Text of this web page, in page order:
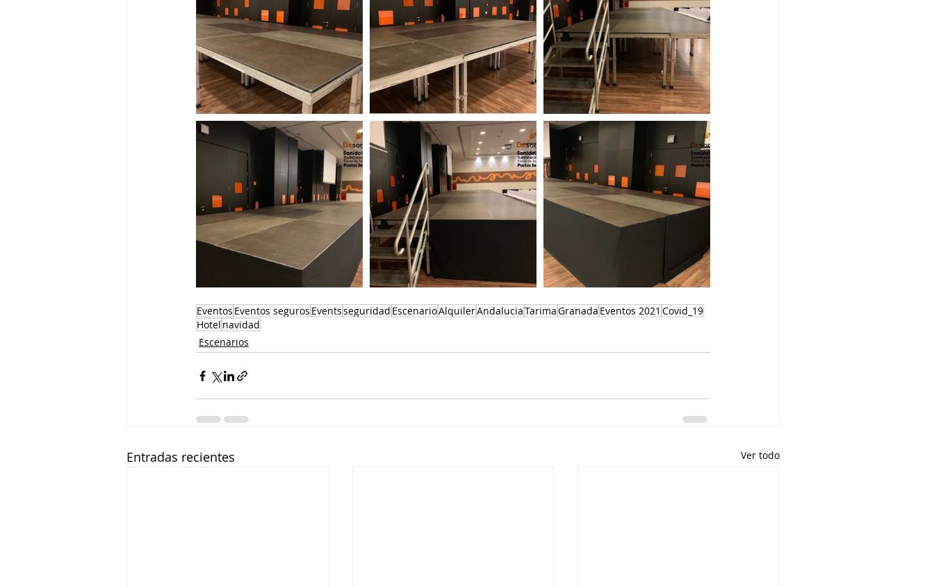
Eventos Eventos seguros Eventsseguridad EscenarioAlquilerAndaluciaTarimaGranada Eventos 2021 Covid_19
Hotel navidad
Escenarios
Entradas recientes Ver todo